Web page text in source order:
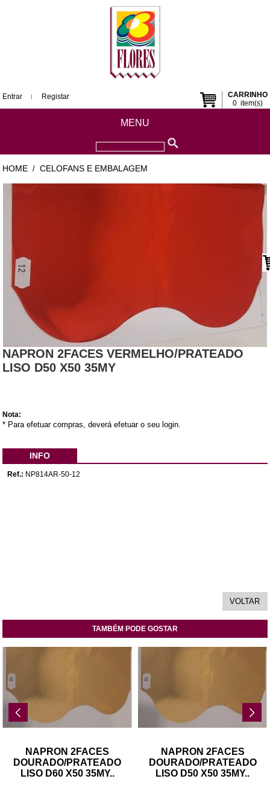
CARRINHO
0item(s)
Entrar Registar
MENU
HOME / CELOFANS E EMBALAGEM
NAPRON 2FACES VERMELHO/PRATEADO
LISO D50 X50 35MY
Nota:
* Para efetuar compras, deverá efetuar o seu login.
INFO
Ref.: NP814AR-50-12
TAMBÉM PODE GOSTAR
NAPRON 2FACES
DOURADO/PRATEADO
LISO D60 X50 35MY..
NAPRON 2FACES
DOURADO/PRATEADO
LISO D50 X50 35MY..